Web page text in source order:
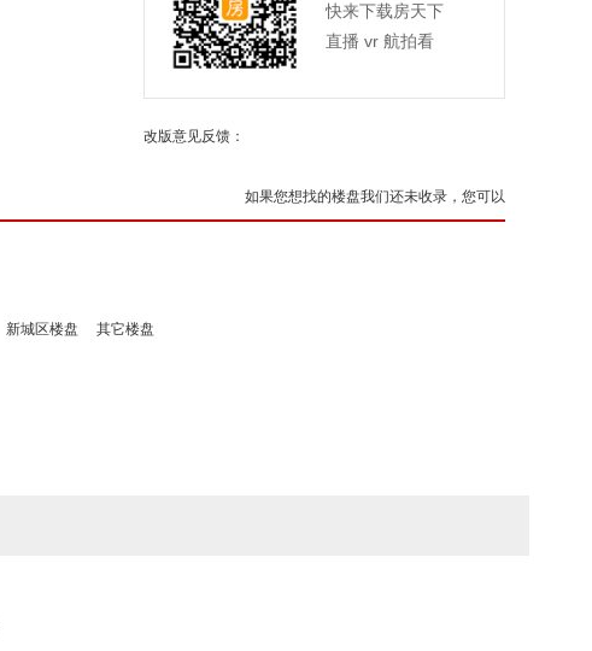
快来下载房天下
直播 vr 航拍看
改版意见反馈：
如果您想找的楼盘我们还未收录，您可以
新城区楼盘 其它楼盘